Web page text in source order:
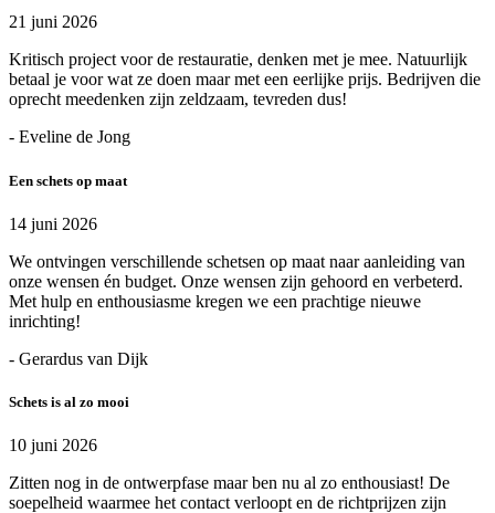
21 juni 2026
Kritisch project voor de restauratie, denken met je mee. Natuurlijk
betaal je voor wat ze doen maar met een eerlijke prijs. Bedrijven die
oprecht meedenken zijn zeldzaam, tevreden dus!
- Eveline de Jong
Een schets op maat
14 juni 2026
We ontvingen verschillende schetsen op maat naar aanleiding van
onze wensen én budget. Onze wensen zijn gehoord en verbeterd.
Met hulp en enthousiasme kregen we een prachtige nieuwe
inrichting!
- Gerardus van Dijk
Schets is al zo mooi
10 juni 2026
Zitten nog in de ontwerpfase maar ben nu al zo enthousiast! De
soepelheid waarmee het contact verloopt en de richtprijzen zijn